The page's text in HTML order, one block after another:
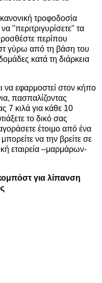
τροφοδοσία
"περιτριγυρίσετε" τα
περίπου
γύρω από τη βάση του
κατά τη διάρκεια
να εφαρμοστεί στον κήπο
πασπαλίζοντας
7 κιλά για κάθε 10
το δικό σας
έτοιμο από ένα
να την βρείτε σε
εταιρεία –μαρμάρων-
για λίπανση